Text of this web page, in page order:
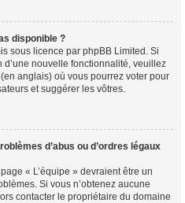
disponible ?
sous licence par phpBB Limited. Si
nouvelle fonctionnalité, veuillez
(en anglais) où vous pourrez voter pour
et suggérer les vôtres.
d’abus ou d’ordres légaux
« L’équipe » devraient être un
Si vous n’obtenez aucune
contacter le propriétaire du domaine